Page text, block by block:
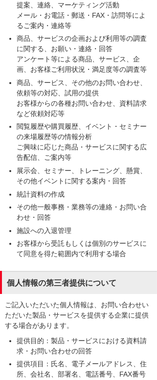
提案、連絡、マーケティング活動
メール・お電話・郵送・FAX・訪問等によ
るご案内・連絡等
商品、サービスの企画および利用等の調査
に関する、お願い・連絡・回答
アンケート等による商品、サービス、企
画、お客様ご利用状況・満足度等の調査等
商品、サービス、その他のお問い合わせ、
依頼等の対応、試用の提供
お客様からの各種お問い合わせ、資料請求
など依頼対応等
閲覧履歴や購買履歴、イベント・セミナー
の来場履歴等の情報分析
ご興味に応じた商品・サービスに関する広
告配信、ご案内等
展示会、セミナー、トレーニング、懸賞、
その他イベントに関する案内・回答
統計資料の作成
その他一般事務・業務等の連絡・お問い合
わせ・回答
施設への入退管理
お客様から受託もしくは個別のサービスに
て同意を得た範囲内で利用する場合
個人情報の第三者提供について
ご記入いただいた個人情報は、お問い合わせい
ただいた製品・サービスを提供する企業に提供
する場合があります。
提供目的：製品・サービスにおける資料請
求・お問い合わせの回答
提供項目：氏名、電子メールアドレス、住
所、会社名、部署名、電話番号、FAX番号